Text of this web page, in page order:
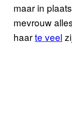
maar in
mevrouw
haarte veel